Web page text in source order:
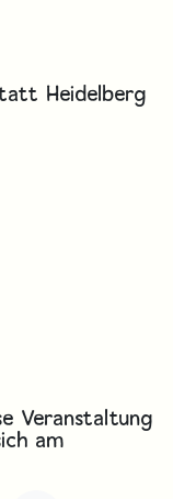
Heidelberg
Veranstaltung
am